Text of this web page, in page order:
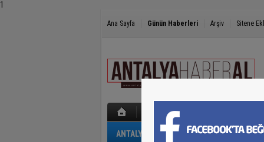
1
Ana Sayfa Günün Haberleri Arşiv Sitene
ANTALYA GÜNCEL POLİS-ADLİYE